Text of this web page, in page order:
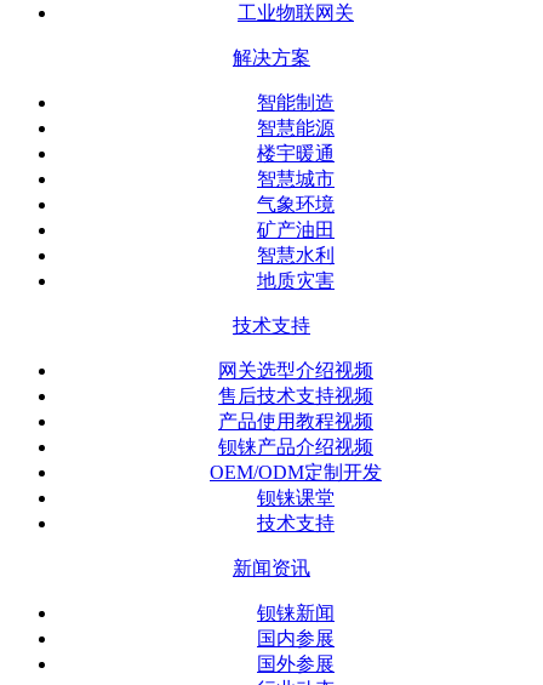
工业物联网关
解决方案
智能制造
智慧能源
楼宇暖通
智慧城市
气象环境
矿产油田
智慧水利
地质灾害
技术支持
网关选型介绍视频
售后技术支持视频
产品使用教程视频
钡铼产品介绍视频
OEM/ODM定制开发
钡铼课堂
技术支持
新闻资讯
钡铼新闻
国内参展
国外参展